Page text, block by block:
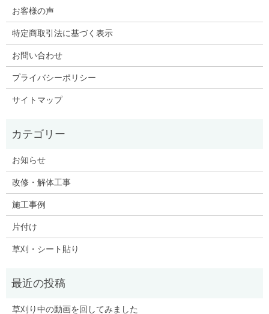
お客様の声
特定商取引法に基づく表示
お問い合わせ
プライバシーポリシー
サイトマップ
お知らせ
改修・解体工事
施工事例
片付け
草刈・シート貼り
草刈り中の動画を回してみました